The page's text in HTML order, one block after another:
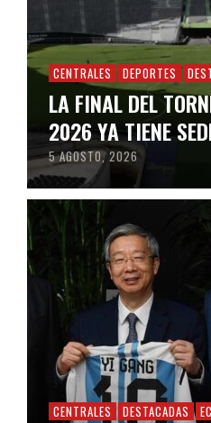
CENTRALES DEPORTES
LA FINAL DEL
2026 YA TIENE
5 AGOSTO, 2026
CENTRALES DESTACADAS